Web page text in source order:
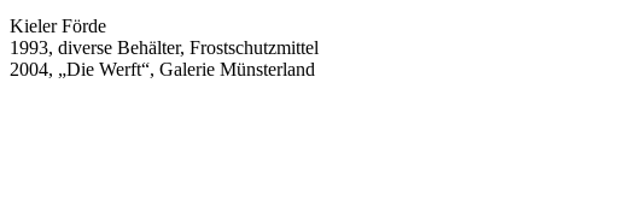
Kieler Förde
1993, diverse Behälter, Frostschutzmittel
2004, „Die Werft“, Galerie Münsterland